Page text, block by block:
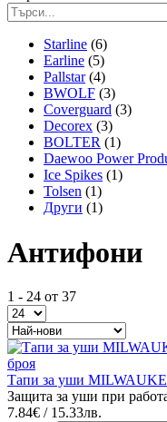
Starline (6)
Earline (5)
Pallstar (4)
BWOLF (3)
Coverguard (3)
Decorex (3)
BOLTER (1)
Daewoo Power
Ice Spikes (1)
Tolsen (1)
Други (1)
Антифони
1 - 24 от 37
Тапи за уши
Защита за уши при
7.84€ / 15.33лв.